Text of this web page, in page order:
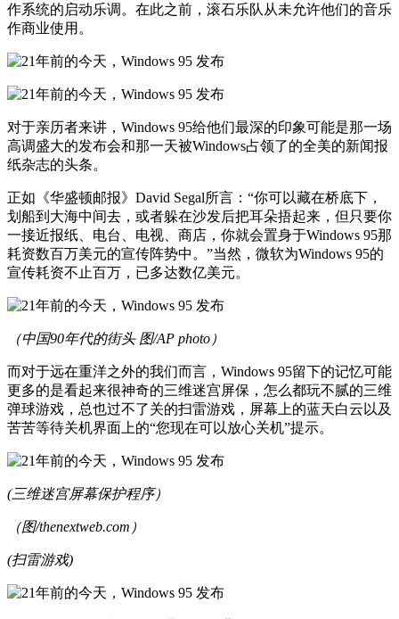
作系统的启动乐调。在此之前，滚石乐队从未允许他们的音乐
作商业使用。
对于亲历者来讲，Windows 95给他们最深的印象可能是那一场
高调盛大的发布会和那一天被Windows占领了的全美的新闻报
纸杂志的头条。
正如《华盛顿邮报》David Segal所言：“你可以藏在桥底下，
划船到大海中间去，或者躲在沙发后把耳朵捂起来，但只要你
一接近报纸、电台、电视、商店，你就会置身于Windows 95那
耗资数百万美元的宣传阵势中。”当然，微软为Windows 95的
宣传耗资不止百万，已多达数亿美元。
（中国90年代的街头 图/AP photo）
而对于远在重洋之外的我们而言，Windows 95留下的记忆可能
更多的是看起来很神奇的三维迷宫屏保，怎么都玩不腻的三维
弹球游戏，总也过不了关的扫雷游戏，屏幕上的蓝天白云以及
苦苦等待关机界面上的“您现在可以放心关机”提示。
(三维迷宫屏幕保护程序）
（图/thenextweb.com）
(扫雷游戏)